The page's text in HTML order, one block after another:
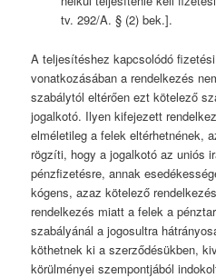
tv. 292/A. § (2) bek.].
A teljesítéshez kapcsolódó
vonatkozásában a rendelkezés
szabálytól eltérően ezt kötelező
jogalkotó. Ilyen kifejezett
elméletileg a felek eltérhetnének,
rögzíti, hogy a jogalkotó az uniós
pénzfizetésre, annak
kógens, azaz kötelező
rendelkezés miatt a felek a
szabályánál a jogosultra
köthetnek ki a szerződésükben,
körülményei szempontjából